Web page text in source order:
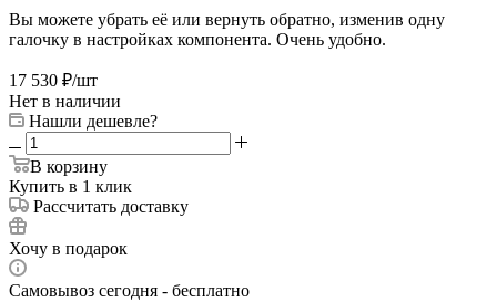
Вы можете убрать её или вернуть обратно, изменив одну
галочку в настройках компонента. Очень удобно.
17 530 ₽/шт
Нет в наличии
Нашли дешевле?
В корзину
Купить в 1 клик
Рассчитать доставку
Хочу в подарок
Самовывоз сегодня - бесплатно